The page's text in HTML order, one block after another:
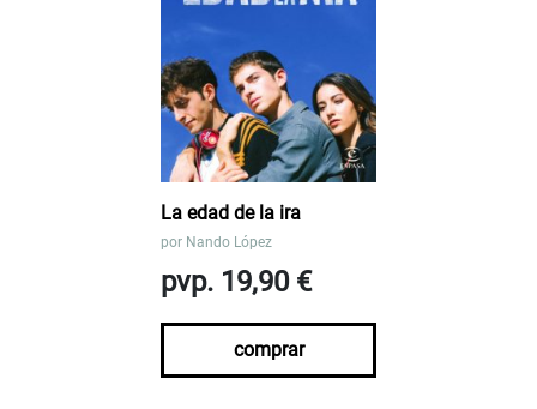
La edad de la ira
por Nando López
pvp. 19,90 €
comprar